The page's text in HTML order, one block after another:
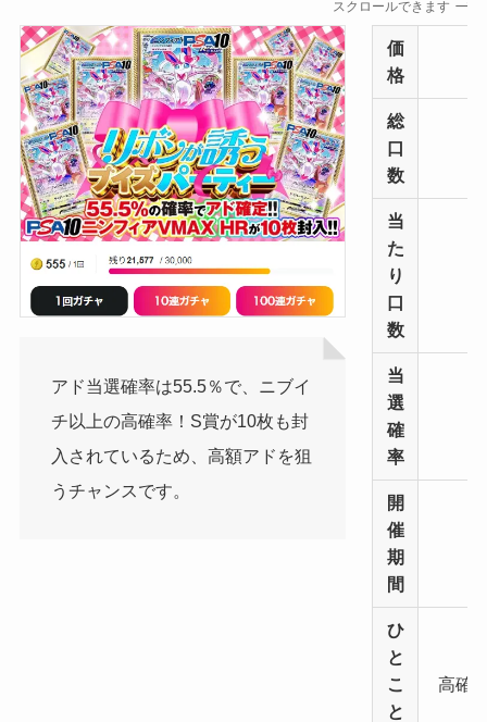
スクロールできます
アド当選確率は55.5％で、ニブイ
チ以上の高確率！S賞が10枚も封
入されているため、高額アドを狙
うチャンスです。
価
格
総
口
数
当
た
り
口
数
当
選
確
率
開
催
期
間
ひ
と
こ
と
高確